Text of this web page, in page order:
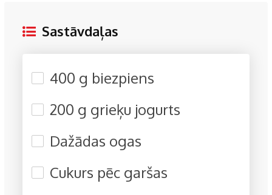
Sastāvdaļas
400 g biezpiens
200 g grieķu jogurts
Dažādas ogas
Cukurs pēc garšas